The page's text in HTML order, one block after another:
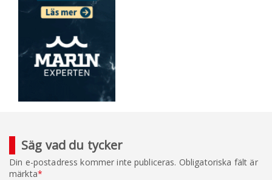
Säg vad du tycker
Din e-postadress kommer inte publiceras. Obligatoriska fält är
märkta*